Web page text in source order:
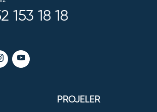
153 18 18
PROJELER